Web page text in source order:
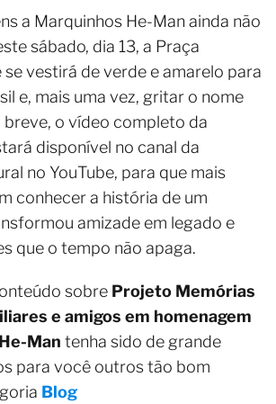
a Marquinhos He-Man ainda não
sábado, dia 13, a Praça
se vestirá de verde e amarelo para
e, mais uma vez, gritar o nome
breve, o vídeo completo da
disponível no canal da
no YouTube, para que mais
conhecer a história de um
amizade em legado e
que o tempo não apaga.
sobre Projeto Memórias
e amigos em homenagem
Man tenha sido de grande
para você outros tão bom
Blog